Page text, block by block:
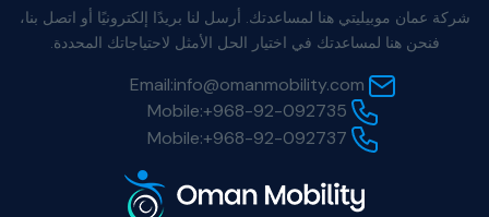
شركة عمان موبيليتي هنا لمساعدتك. أرسل لنا بريدًا إلكترونيًا أو اتصل بنا،
فنحن هنا لمساعدتك في اختيار الحل الأمثل لاحتياجاتك المحددة.
Email:info@omanmobility.com
Mobile:+968-92-092735
Mobile:+968-92-092737